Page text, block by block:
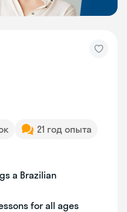
21 год опыта
a Brazilian
for all ages